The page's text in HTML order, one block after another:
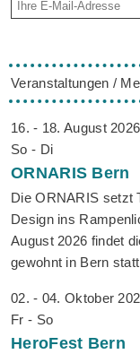
Veranstaltungen /
16. - 18. August 2026
So - Di
ORNARIS Bern
Die ORNARIS setzt
Design ins
August 2026 findet
gewohnt in Bern
02. - 04. Oktober
Fr - So
HeroFest Bern